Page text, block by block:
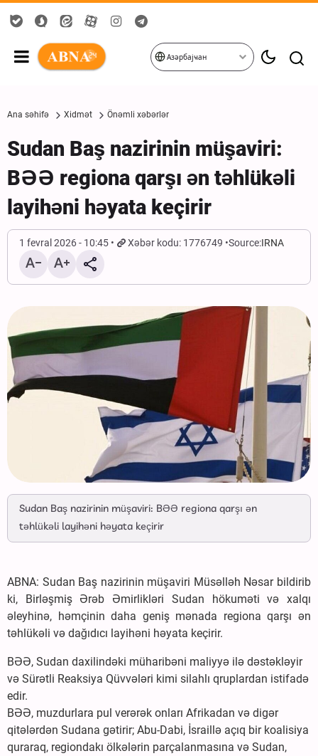
Азәрбајҹан
Ana səhifə Xidmət Önəmli xəbərlər
Sudan Baş nazirinin müşaviri:
BƏƏ regiona qarşı ən təhlükəli
layihəni həyata keçirir
1 fevral 2026 - 10:45 Xəbər kodu: 1776749 Source:IRNA
Sudan Baş nazirinin müşaviri: BƏƏ regiona qarşı ən
təhlükəli layihəni həyata keçirir
ABNA: Sudan Baş nazirinin müşaviri Müsəlləh Nəsar bildirib
ki, Birləşmiş Ərəb Əmirlikləri Sudan hökuməti və xalqı
əleyhinə, həmçinin daha geniş mənada regiona qarşı ən
təhlükəli və dağıdıcı layihəni həyata keçirir.
BƏƏ, Sudan daxilindəki müharibəni maliyyə ilə dəstəkləyir
və Sürətli Reaksiya Qüvvələri kimi silahlı qruplardan istifadə
edir.
BƏƏ, muzdurlara pul verərək onları Afrikadan və digər
qitələrdən Sudana gətirir; Abu-Dabi, İsraillə açıq bir koalisiya
quraraq, regiondakı ölkələrin parçalanmasına və Sudan,